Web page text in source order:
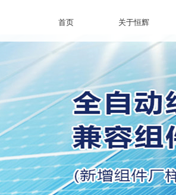
首页 关于恒辉